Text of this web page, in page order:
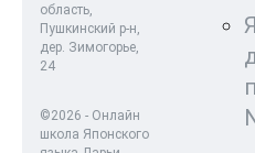
область,
Пушкинский р-н,
дер. Зимогорье,
24
©2026 - Онлайн
школа Японского